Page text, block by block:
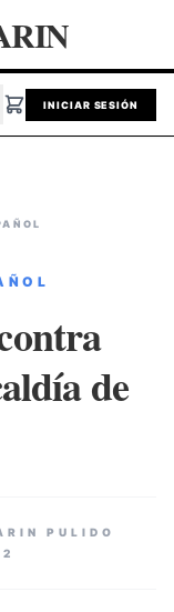
INICIAR SESIÓN
de
PULIDO